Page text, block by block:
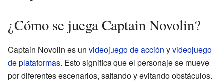
¿Cómo se juega Captain Novolin?
Captain Novolin es un videojuego de acción yvideojuego
de plataformas. Esto significa que el personaje se mueve
por diferentes escenarios, saltando y evitando obstáculos.